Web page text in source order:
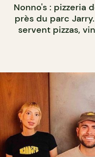
Nonno's : pizzeria
près du parc
servent pizzas,